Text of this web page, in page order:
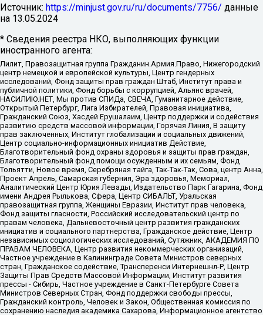
Источник: https://minjust.gov.ru/ru/documents/7756/ данные
на 13.05.2024
* Сведения реестра НКО, выполняющих функции
иностранного агента:
Лилит, Правозащитная группа Гражданин.Армия.Право, Нижегородский
центр немецкой и европейской культуры, Центр гендерных
исследований, Фонд защиты прав граждан Штаб, Институт права и
публичной политики, Фонд борьбы с коррупцией, Альянс врачей,
НАСИЛИЮ.НЕТ, Мы против СПИДа, СВЕЧА, Гуманитарное действие,
Открытый Петербург, Лига Избирателей, Правовая инициатива,
Гражданский Союз, Хасдей Ерушалаим, Центр поддержки и содействия
развитию средств массовой информации, Горячая Линия, В защиту
прав заключенных, Институт глобализации и социальных движений,
Центр социально-информационных инициатив Действие,
Благотворительный фонд охраны здоровья и защиты прав граждан,
Благотворительный фонд помощи осужденным и их семьям, Фонд
Тольятти, Новое время, Серебряная тайга, Так-Так-Так, Сова, центр Анна,
Проект Апрель, Самарская губерния, Эра здоровья, Мемориал,
Аналитический Центр Юрия Левады, Издательство Парк Гагарина, Фонд
имени Андрея Рылькова, Сфера, Центр СИБАЛЬТ, Уральская
правозащитная группа, Женщины Евразии, Институт прав человека,
Фонд защиты гласности, Российский исследовательский центр по
правам человека, Дальневосточный центр развития гражданских
инициатив и социального партнерства, Гражданское действие, Центр
независимых социологических исследований, Сутяжник, АКАДЕМИЯ ПО
ПРАВАМ ЧЕЛОВЕКА, Центр развития некоммерческих организаций,
Частное учреждение в Калининграде Совета Министров северных
стран, Гражданское содействие, Трансперенси Интернешнл-Р, Центр
Защиты Прав Средств Массовой Информации, Институт развития
прессы - Сибирь, Частное учреждение в Санкт-Петербурге Совета
Министров Северных Стран, Фонд поддержки свободы прессы,
Гражданский контроль, Человек и Закон, Общественная комиссия по
сохранению наследия академика Сахарова, Информационное агентство